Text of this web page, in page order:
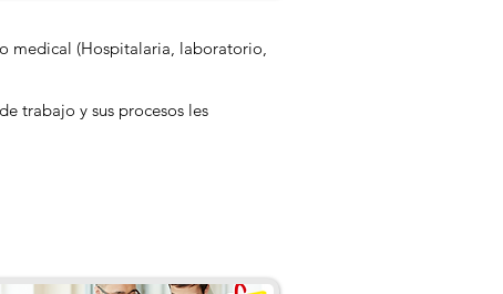
medical (Hospitalaria, laboratorio,
trabajo y sus procesos les